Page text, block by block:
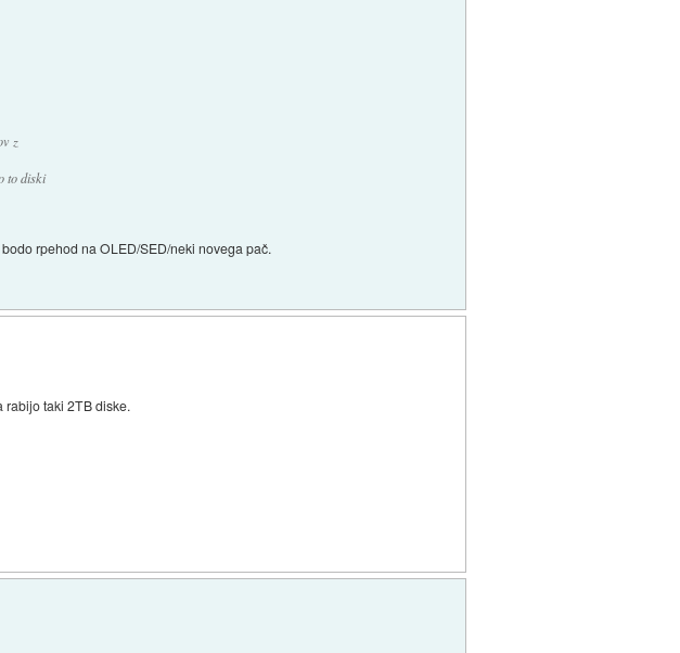
z
to diski
rpehod na OLED/SED/neki novega pač.
rabijo taki 2TB diske.